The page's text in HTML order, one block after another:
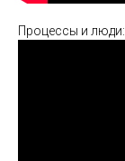
Процессы и люди: